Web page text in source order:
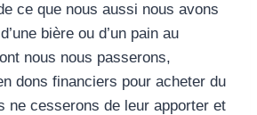
ce que nous aussi nous avons
bière ou d’un pain au
nous nous passerons,
dons financiers pour acheter du
ne cesserons de leur apporter et